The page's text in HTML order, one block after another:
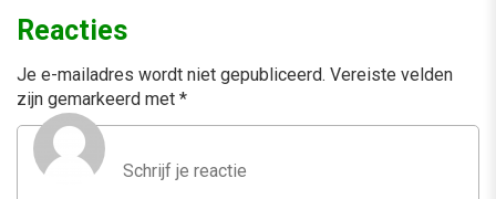
Reacties
Je e-mailadres wordt niet gepubliceerd. Vereiste velden
zijn gemarkeerd met *